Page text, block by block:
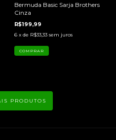
Bermuda Basic Sarja Brothers
Cinza
R$199,99
6 x de R$33,33 sem juros
COMPRAR
PRODUTOS